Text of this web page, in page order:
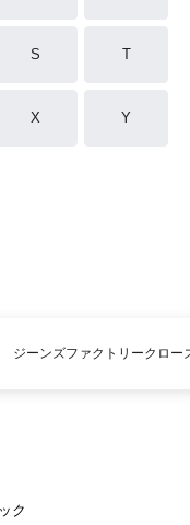
S T
X Y
ジーンズファクトリークロー
ク